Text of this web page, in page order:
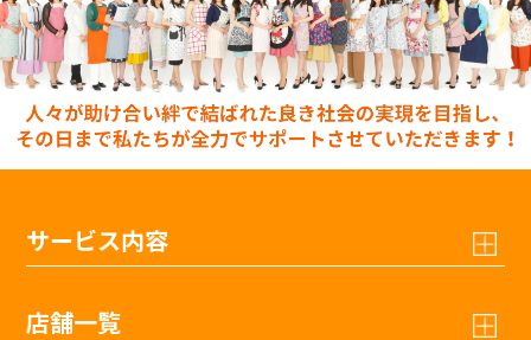
サービス内容
店舗一覧